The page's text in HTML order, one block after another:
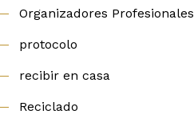
Organizadores Profesionales
protocolo
recibir en casa
Reciclado